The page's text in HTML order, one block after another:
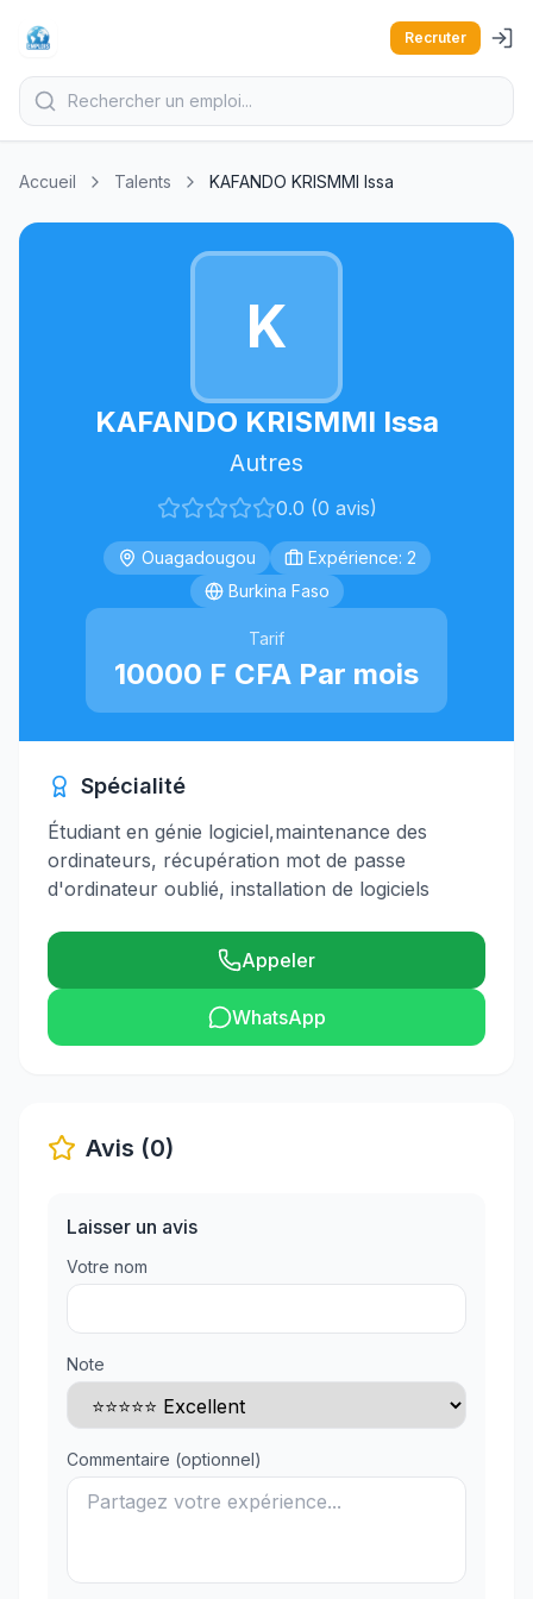
Recruter
Accueil Talents KAFANDO KRISMMI Issa
K
KAFANDO KRISMMI Issa
Autres
0.0 (0 avis)
Ouagadougou
Expérience: 2
Burkina Faso
Tarif
10000 F CFA Par mois
Spécialité
Étudiant en génie logiciel,maintenance des
ordinateurs, récupération mot de passe
d'ordinateur oublié, installation de logiciels
Appeler
WhatsApp
Avis (0)
Laisser un avis
Votre nom
Note
Commentaire (optionnel)